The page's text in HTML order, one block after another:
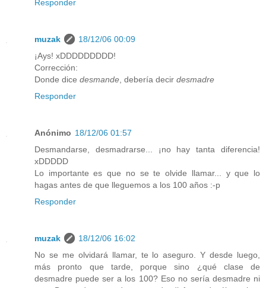
Responder
muzak
18/12/06 00:09
¡Ays! xDDDDDDDDD!
Corrección:
Donde dice desmande , debería decir desmadre
Responder
Anónimo 18/12/06 01:57
Desmandarse, desmadrarse... ¡no hay tanta diferencia!
xDDDDD
Lo importante es que no se te olvide llamar... y que lo
hagas antes de que lleguemos a los 100 años :-p
Responder
muzak
18/12/06 16:02
No se me olvidará llamar, te lo aseguro. Y desde luego,
más pronto que tarde, porque sino ¿qué clase de
desmadre puede ser a los 100? Eso no sería desmadre ni